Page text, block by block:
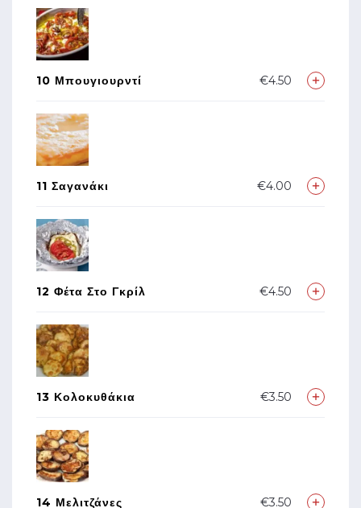
10 Μπουγιουρντί €4.50
11 Σαγανάκι €4.00
12 Φέτα Στο Γκρίλ €4.50
13 Κολοκυθάκια €3.50
14 Μελιτζάνες €3.50